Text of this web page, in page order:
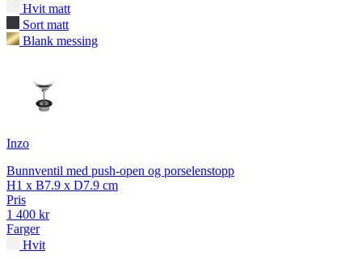
Hvit matt
Sort matt
Blank messing
Inzo
Bunnventil med push-open og porselenstopp
H1 x B7.9 x D7.9 cm
Pris
1 400 kr
Farger
Hvit